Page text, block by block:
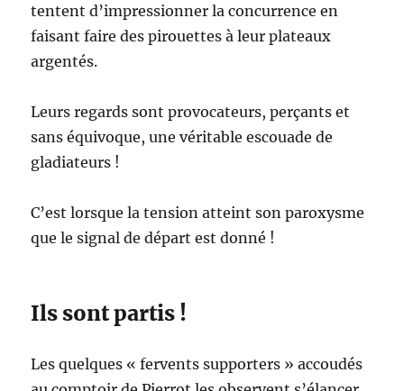
tentent d’impressionner la concurrence en
faisant faire des pirouettes à leur plateaux
argentés.
Leurs regards sont provocateurs, perçants et
sans équivoque, une véritable escouade de
gladiateurs !
C’est lorsque la tension atteint son paroxysme
que le signal de départ est donné !
Ils sont partis !
Les quelques « fervents supporters » accoudés